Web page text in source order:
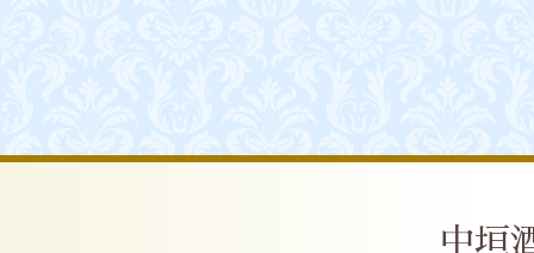
中垣